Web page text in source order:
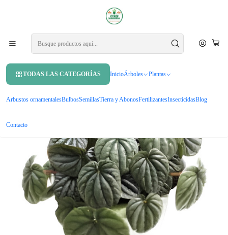
TODAS LAS CATEGORÍAS InicioÁrboles Plantas
Arbustos ornamentalesBulbosSemillasTierra y AbonosFertilizantesInsecticidasBlog
Contacto
APROVECHA UN 10% DE DCTO. EN TU PRIMERA COMPRA USANDO
Inicio Plantas
Peperomia Caperata Planta Interior Colgante